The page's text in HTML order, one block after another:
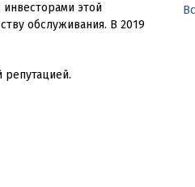
инвесторами этой
обслуживания. В 2019
репутацией.